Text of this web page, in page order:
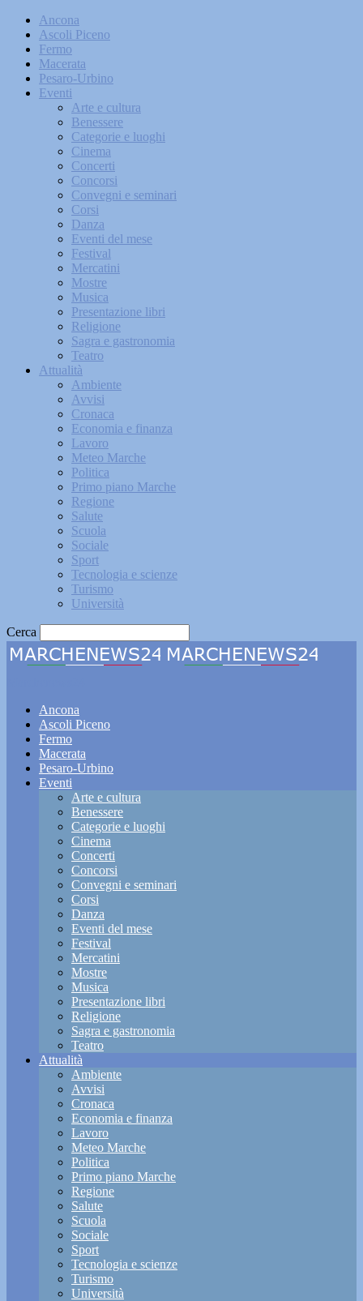
Ancona
Ascoli Piceno
Fermo
Macerata
Pesaro-Urbino
Eventi
Arte e cultura
Benessere
Categorie e luoghi
Cinema
Concerti
Concorsi
Convegni e seminari
Corsi
Danza
Eventi del mese
Festival
Mercatini
Mostre
Musica
Presentazione libri
Religione
Sagra e gastronomia
Teatro
Attualità
Ambiente
Avvisi
Cronaca
Economia e finanza
Lavoro
Meteo Marche
Politica
Primo piano Marche
Regione
Salute
Scuola
Sociale
Sport
Tecnologia e scienze
Turismo
Università
Cerca
Ancona
Ascoli Piceno
Fermo
Macerata
Pesaro-Urbino
Eventi
Arte e cultura
Benessere
Categorie e luoghi
Cinema
Concerti
Concorsi
Convegni e seminari
Corsi
Danza
Eventi del mese
Festival
Mercatini
Mostre
Musica
Presentazione libri
Religione
Sagra e gastronomia
Teatro
Attualità
Ambiente
Avvisi
Cronaca
Economia e finanza
Lavoro
Meteo Marche
Politica
Primo piano Marche
Regione
Salute
Scuola
Sociale
Sport
Tecnologia e scienze
Turismo
Università